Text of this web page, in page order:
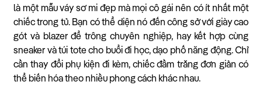
là một mẫu váy sơ mi đẹp mà mọi cô gái nên có ít nhất một
chiếc trong tủ. Bạn có thể diện nó đến công sở với giày cao
gót và blazer để trông chuyên nghiệp, hay kết hợp cùng
sneaker và túi tote cho buổi đi học, dạo phố năng động. Chỉ
cần thay đổi phụ kiện đi kèm, chiếc đầm trắng đơn giản có
thể biến hóa theo nhiều phong cách khác nhau.